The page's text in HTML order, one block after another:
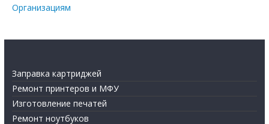
Организациям
Заправка картриджей
Ремонт принтеров и МФУ
Изготовление печатей
Ремонт ноутбуков